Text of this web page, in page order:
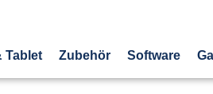
Tablet Zubehör Software